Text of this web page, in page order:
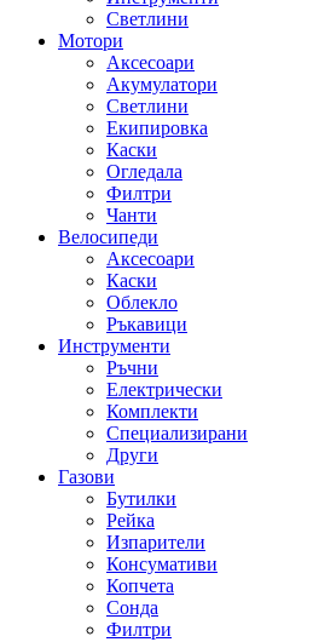
Светлини
Мотори
Аксесоари
Акумулатори
Светлини
Екипировка
Каски
Огледала
Филтри
Чанти
Велосипеди
Аксесоари
Каски
Облекло
Ръкавици
Инструменти
Ръчни
Електрически
Комплекти
Специализирани
Други
Газови
Бутилки
Рейка
Изпарители
Консумативи
Копчета
Сонда
Филтри